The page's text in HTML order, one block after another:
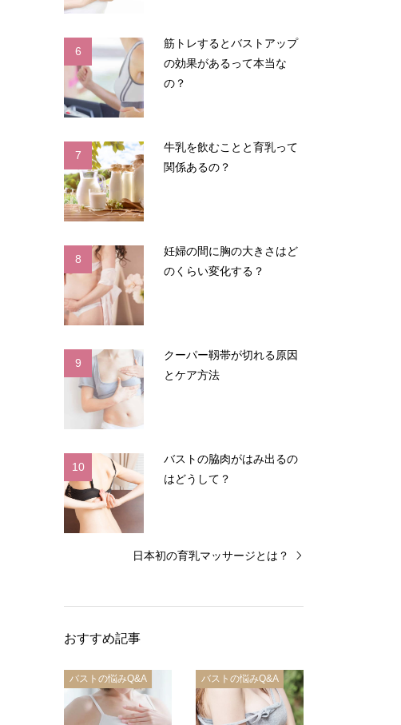
6
筋トレするとバストアップ
の効果があるって本当な
の？
7
牛乳を飲むことと育乳って
関係あるの？
8
妊婦の間に胸の大きさはど
のくらい変化する？
9
クーパー靱帯が切れる原因
とケア方法
10
バストの脇肉がはみ出るの
はどうして？
日本初の育乳マッサージとは？
おすすめ記事
バストの悩みQ&A バストの悩みQ&A